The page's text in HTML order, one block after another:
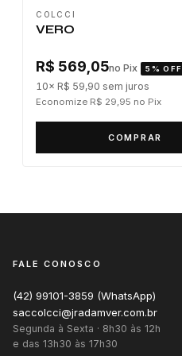
COLCCI
VERO
R$ 569,05no Pix 5% OFF
10× R$ 59,90 sem juros
Economize R$ 29,95 no Pix
COMPRAR
FALE CONOSCO
(42) 99101-3859 (WhatsApp)
saccolcci@jradamver.com.br
Segunda à Sexta · 8h30 às 12h
e das 13h30 às 17h30